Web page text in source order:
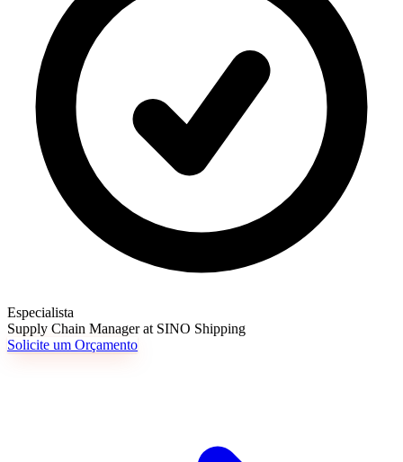
Especialista
Supply Chain Manager at SINO Shipping
Solicite um Orçamento